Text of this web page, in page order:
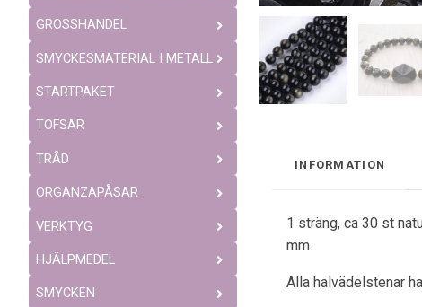
GROSSHANDEL
SMYCKESMATERIAL I METALL
STARTPAKET
TOFSAR
TRÅD
ORGANZAPÅSAR
VERKTYG
HJÄLPMEDEL
SMYCKEN
INFORMATION
1 sträng, ca 30 st
mm.
Alla halvädelstenar